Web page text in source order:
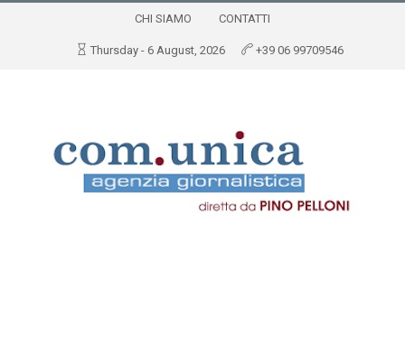
CHI SIAMO CONTATTI
Thursday - 6 August, 2026 +39 06 99709546